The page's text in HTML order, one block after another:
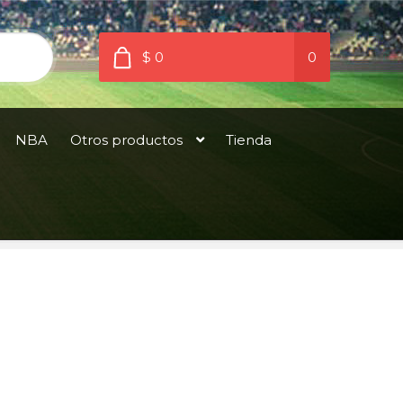
$ 0 0
NBA Otros productos Tienda